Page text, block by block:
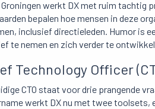
werkt DX met ruim tachtig
bepalen hoe mensen in deze
inclusief directieleden. Humor is
te nemen en zich verder te
Technology Officer
CTO staat voor drie prangende
werkt DX nu met twee